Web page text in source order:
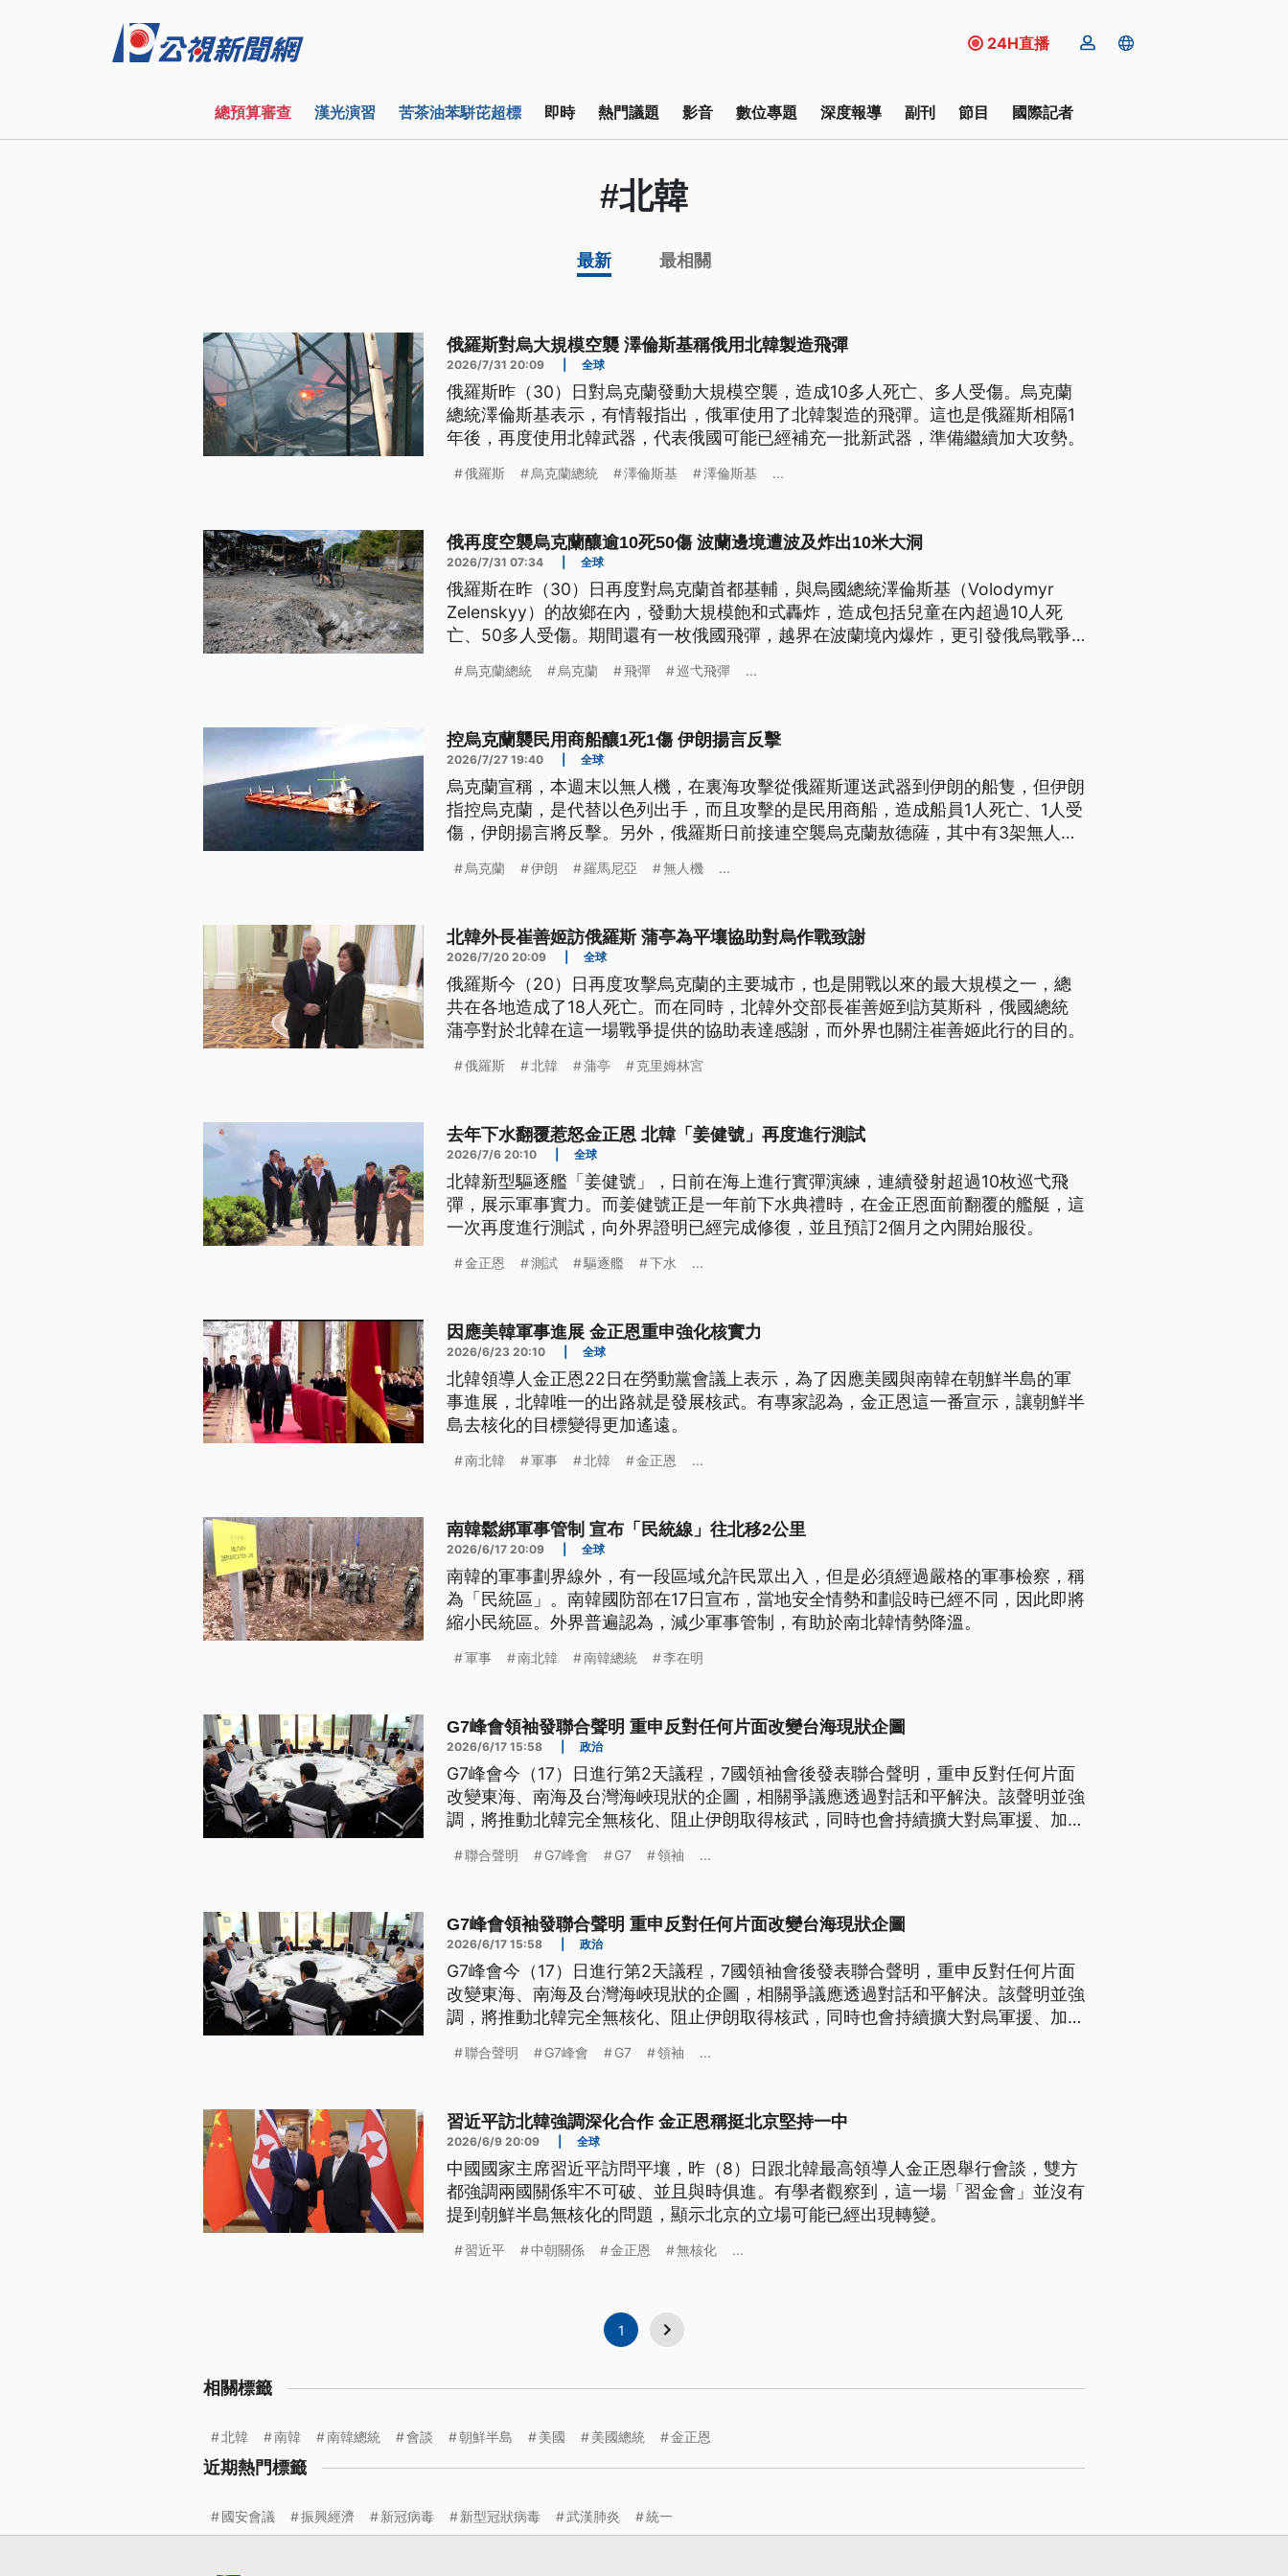
24H直播
總預算審查 漢光演習 苦茶油苯駢芘超標 即時 熱門議題 影音 數位專題 深度報導 副刊 節目 國際記者
#北韓
最新 最相關
俄羅斯對烏大規模空襲 澤倫斯基稱俄用北韓製造飛彈
2026/7/31 20:09 全球
俄羅斯昨（30）日對烏克蘭發動大規模空襲，造成10多人死亡、多人受傷。烏克蘭
總統澤倫斯基表示，有情報指出，俄軍使用了北韓製造的飛彈。這也是俄羅斯相隔1
年後，再度使用北韓武器，代表俄國可能已經補充一批新武器，準備繼續加大攻勢。
俄羅斯 烏克蘭總統 澤倫斯基 澤倫斯基 ...
俄再度空襲烏克蘭釀逾10死50傷 波蘭邊境遭波及炸出10米大洞
2026/7/31 07:34 全球
俄羅斯在昨（30）日再度對烏克蘭首都基輔，與烏國總統澤倫斯基（Volodymyr
Zelenskyy）的故鄉在內，發動大規模飽和式轟炸，造成包括兒童在內超過10人死
亡、50多人受傷。期間還有一枚俄國飛彈，越界在波蘭境內爆炸，更引發俄烏戰爭
烏克蘭總統 烏克蘭 飛彈 巡弋飛彈 ...
控烏克蘭襲民用商船釀1死1傷 伊朗揚言反擊
2026/7/27 19:40 全球
烏克蘭宣稱，本週末以無人機，在裏海攻擊從俄羅斯運送武器到伊朗的船隻，但伊朗
指控烏克蘭，是代替以色列出手，而且攻擊的是民用商船，造成船員1人死亡、1人受
傷，伊朗揚言將反擊。另外，俄羅斯日前接連空襲烏克蘭敖德薩，其中有3架無人
烏克蘭 伊朗 羅馬尼亞 無人機 ...
北韓外長崔善姬訪俄羅斯 蒲亭為平壤協助對烏作戰致謝
2026/7/20 20:09 全球
俄羅斯今（20）日再度攻擊烏克蘭的主要城市，也是開戰以來的最大規模之一，總
共在各地造成了18人死亡。而在同時，北韓外交部長崔善姬到訪莫斯科，俄國總統
蒲亭對於北韓在這一場戰爭提供的協助表達感謝，而外界也關注崔善姬此行的目的。
俄羅斯 北韓 蒲亭 克里姆林宮
去年下水翻覆惹怒金正恩 北韓「姜健號」再度進行測試
2026/7/6 20:10 全球
北韓新型驅逐艦「姜健號」，日前在海上進行實彈演練，連續發射超過10枚巡弋飛
彈，展示軍事實力。而姜健號正是一年前下水典禮時，在金正恩面前翻覆的艦艇，這
一次再度進行測試，向外界證明已經完成修復，並且預訂2個月之內開始服役。
金正恩 測試 驅逐艦 下水 ...
因應美韓軍事進展 金正恩重申強化核實力
2026/6/23 20:10 全球
北韓領導人金正恩22日在勞動黨會議上表示，為了因應美國與南韓在朝鮮半島的軍
事進展，北韓唯一的出路就是發展核武。有專家認為，金正恩這一番宣示，讓朝鮮半
島去核化的目標變得更加遙遠。
南北韓 軍事 北韓 金正恩 ...
南韓鬆綁軍事管制 宣布「民統線」往北移2公里
2026/6/17 20:09 全球
南韓的軍事劃界線外，有一段區域允許民眾出入，但是必須經過嚴格的軍事檢察，稱
為「民統區」。南韓國防部在17日宣布，當地安全情勢和劃設時已經不同，因此即將
縮小民統區。外界普遍認為，減少軍事管制，有助於南北韓情勢降溫。
軍事 南北韓 南韓總統 李在明
G7峰會領袖發聯合聲明 重申反對任何片面改變台海現狀企圖
2026/6/17 15:58 政治
G7峰會今（17）日進行第2天議程，7國領袖會後發表聯合聲明，重申反對任何片面
改變東海、南海及台灣海峽現狀的企圖，相關爭議應透過對話和平解決。該聲明並強
調，將推動北韓完全無核化、阻止伊朗取得核武，同時也會持續擴大對烏軍援、加強
聯合聲明 G7峰會 G7 領袖 ...
G7峰會領袖發聯合聲明 重申反對任何片面改變台海現狀企圖
2026/6/17 15:58 政治
G7峰會今（17）日進行第2天議程，7國領袖會後發表聯合聲明，重申反對任何片面
改變東海、南海及台灣海峽現狀的企圖，相關爭議應透過對話和平解決。該聲明並強
調，將推動北韓完全無核化、阻止伊朗取得核武，同時也會持續擴大對烏軍援、加強
聯合聲明 G7峰會 G7 領袖 ...
習近平訪北韓強調深化合作 金正恩稱挺北京堅持一中
2026/6/9 20:09 全球
中國國家主席習近平訪問平壤，昨（8）日跟北韓最高領導人金正恩舉行會談，雙方
都強調兩國關係牢不可破、並且與時俱進。有學者觀察到，這一場「習金會」並沒有
提到朝鮮半島無核化的問題，顯示北京的立場可能已經出現轉變。
習近平 中朝關係 金正恩 無核化 ...
1
相關標籤
北韓 南韓 南韓總統 會談 朝鮮半島 美國 美國總統 金正恩
近期熱門標籤
國安會議 振興經濟 新冠病毒 新型冠狀病毒 武漢肺炎 統一